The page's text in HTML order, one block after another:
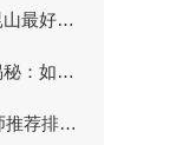
遭遇投资诈骗怎么办？昆山最好的投资纠纷律师维权方案详解
昆山投资纠纷律师排名揭秘：如何找到懂行且胜率高的律师？
2026年昆山投资纠纷律师推荐排行：谁是维权最厉害的专家？